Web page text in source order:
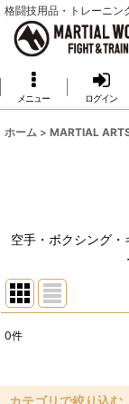
格闘技用品・トレーニ
メニュー ログイン
ホーム > MARTIAL
空手・ボクシング
並び順 :
0件